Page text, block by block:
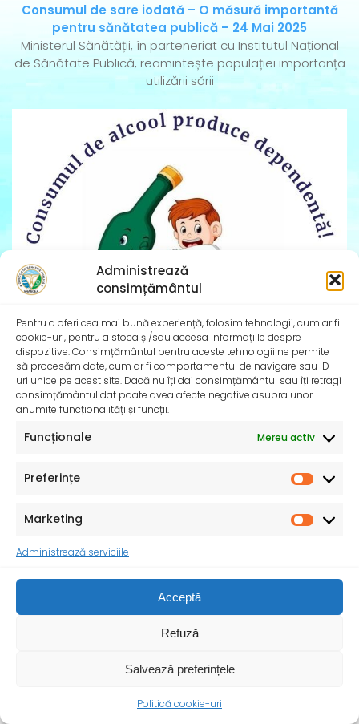
Administrează
consimțământul
Pentru a oferi cea mai bună experiență, folosim tehnologii, cum ar fi
cookie-uri, pentru a stoca și/sau accesa informațiile despre
dispozitive. Consimțământul pentru aceste tehnologii ne permite
să procesăm date, cum ar fi comportamentul de navigare sau ID-
uri unice pe acest site. Dacă nu îți dai consimțământul sau îți retragi
consimțământul dat poate avea afecte negative asupra unor
anumite funcționalități și funcții.
Funcționale Mereu activ
Preferințe
Marketing
Administrează serviciile
Acceptă
Refuză
Salvează preferințele
Politică cookie-uri
Consumul de sare iodată – O măsură importantă
pentru sănătatea publică – 24 Mai 2025
Ministerul Sănătății, în parteneriat cu Institutul Național
de Sănătate Publică, reamintește populației importanța
utilizării sării
Campania Naționala de Prevenție a Consumului de
sănătate publică la nivel mondial, inclusiv în